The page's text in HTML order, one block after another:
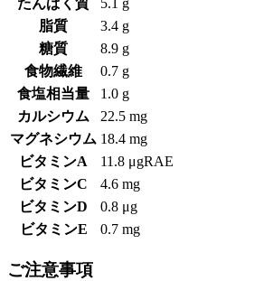
脂質
3.4 g
糖質
8.9 g
食物繊維
0.7 g
食塩相当量
1.0 g
カルシウム
22.5 mg
マグネシウム 18.4 mg
ビタミンA
11.8 μgRAE
ビタミンC
4.6 mg
ビタミンD
0.8 μg
ビタミンE
0.7 mg
ご注意事項